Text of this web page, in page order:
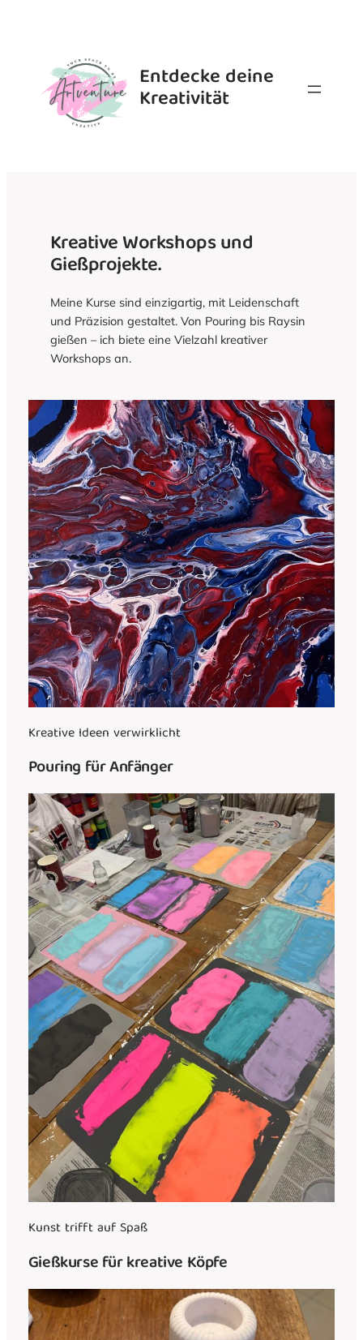
Entdecke deine
Kreativität
Kreative Workshops und
Gießprojekte.
Meine Kurse sind einzigartig, mit Leidenschaft
und Präzision gestaltet. Von Pouring bis Raysin
gießen – ich biete eine Vielzahl kreativer
Workshops an.
Kreative Ideen verwirklicht
Pouring für Anfänger
Kunst trifft auf Spaß
Gießkurse für kreative Köpfe